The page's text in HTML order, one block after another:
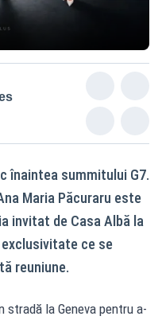
înaintea summitului G7.
Maria Păcuraru este
invitat de Casa Albă la
ce se
reuniune.
stradă la Geneva pentru a-